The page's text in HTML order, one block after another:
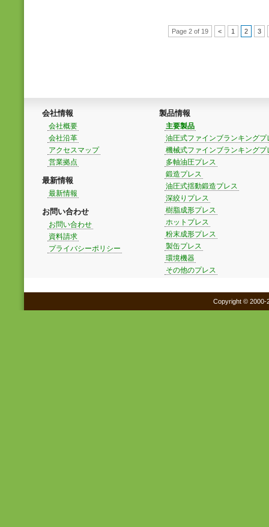
Page 2 of 19 < 1 2 3
会社情報
会社概要
会社沿革
アクセスマップ
営業拠点
最新情報
最新情報
お問い合わせ
お問い合わせ
資料請求
プライバシーポリシー
製品情報
主要製品
油圧式ファインブランキングプ
機械式ファインブランキングプ
多軸油圧プレス
鍛造プレス
油圧式揺動鍛造プレス
深絞りプレス
樹脂成形プレス
ホットプレス
粉末成形プレス
製缶プレス
環境機器
その他のプレス
Copyright © 2000-